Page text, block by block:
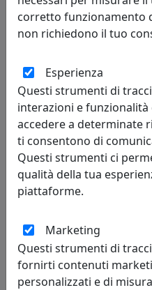
LAMPADA DA TAVOLO ESTRO
LAMPADA DA TAVOLO ESTRO
corretto funzionamento
non richiedono il tuo
Esperienza
Questi strumenti di
interazioni e
accedere a determinate
ti consentono di
Questi strumenti ci
qualità della tua
piattaforme.
Marketing
Questi strumenti di
fornirti contenuti
personalizzati e di